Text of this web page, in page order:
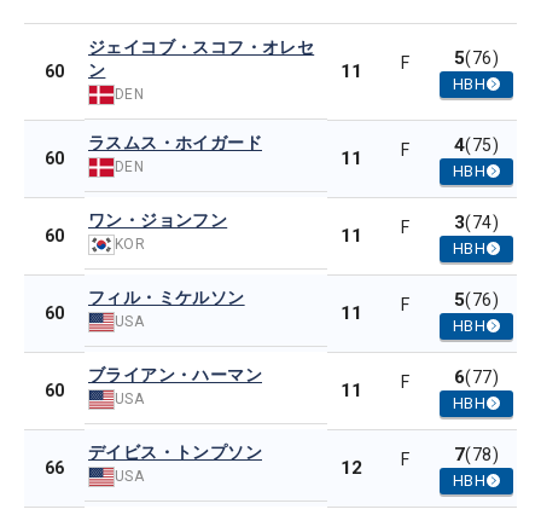
60
ジェイコブ・スコフ・オレセ
ン
DEN
11 F 5(76)
HBH
60
ラスムス・ホイガード
DEN 11 F 4(75)
HBH
60
ワン・ジョンフン
KOR 11 F 3(74)
HBH
60
フィル・ミケルソン
USA 11 F 5(76)
HBH
60
ブライアン・ハーマン
USA 11 F 6(77)
HBH
66
デイビス・トンプソン
USA 12 F 7(78)
HBH